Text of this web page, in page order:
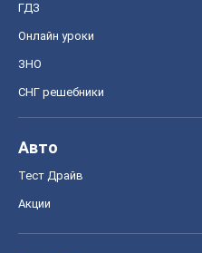
ГДЗ
Онлайн уроки
ЗНО
СНГ решебники
Авто
Тест Драйв
Акции